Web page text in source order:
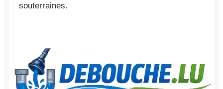
souterraines.